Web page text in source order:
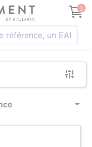
0